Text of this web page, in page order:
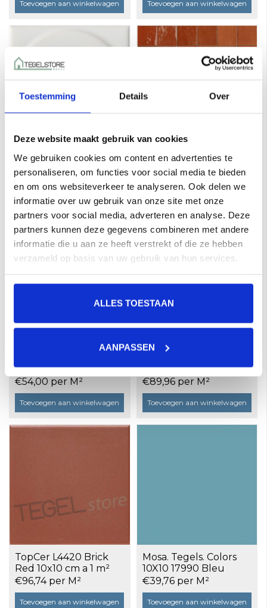
Toestemming Details Over
Deze website maakt gebruik van cookies
We gebruiken cookies om content en advertenties te
personaliseren, om functies voor social media te bieden
en om ons websiteverkeer te analyseren. Ook delen we
informatie over uw gebruik van onze site met onze
partners voor social media, adverteren en analyse. Deze
partners kunnen deze gegevens combineren met andere
informatie die u aan ze heeft verstrekt of die ze hebben
verzameld op basis van uw gebruik van hun services.
ALLES TOESTAAN
AANPASSEN
Toevoegen aan winkelwagen Toevoegen aan winkelwagen
Mosa Kho Liang Le
Collection 10X10 16905
Zon Accent Wit Glans
a 0,44 m²
€78,35 per M²
Toevoegen aan winkelwagen
Marazzi Zellige 10x10
M5RS Corallo Lux a
0,54 m²
€54,00 per M²
Toevoegen aan winkelwagen
M5QS Bosco Lux a
0,54 m²
€54,00 per M²
Toevoegen aan winkelwagen
bordeaux glans 10x10
a 0,8 m²
€89,96 per M²
Toevoegen aan winkelwagen
TopCer L4420 Brick
Red 10x10 cm a 1 m²
€96,74 per M²
Toevoegen aan winkelwagen
Mosa. Tegels. Colors
10X10 17990 Bleu
Curacao Glans a 0,5 m²
€39,76 per M²
Toevoegen aan winkelwagen